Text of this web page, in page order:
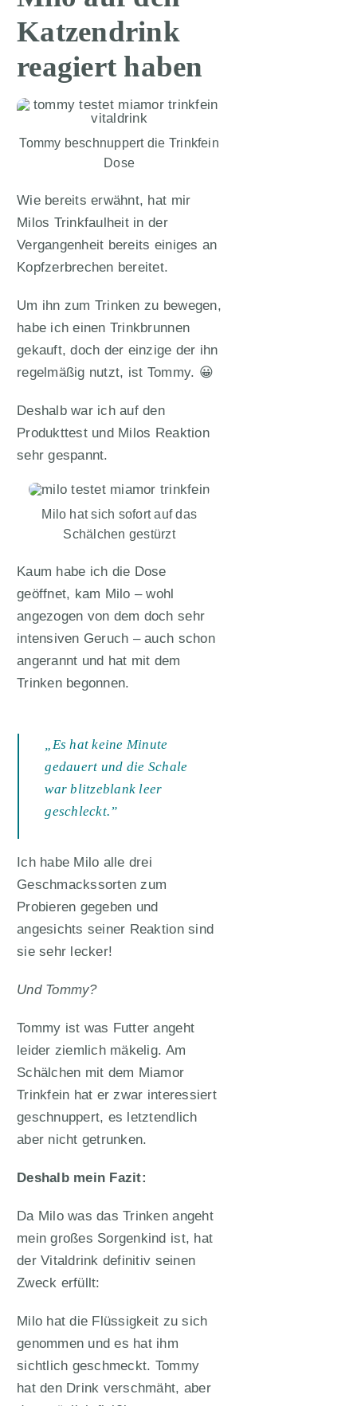
Katzendrink
reagiert haben
Tommy beschnuppert die Trinkfein
Dose
Wie bereits erwähnt, hat mir
Milos Trinkfaulheit in der
Vergangenheit bereits einiges an
Kopfzerbrechen bereitet.
Um ihn zum Trinken zu bewegen,
habe ich einen Trinkbrunnen
gekauft, doch der einzige der ihn
regelmäßig nutzt, ist Tommy. 😀
Deshalb war ich auf den
Produkttest und Milos Reaktion
sehr gespannt.
Milo hat sich sofort auf das
Schälchen gestürzt
Kaum habe ich die Dose
geöffnet, kam Milo – wohl
angezogen von dem doch sehr
intensiven Geruch – auch schon
angerannt und hat mit dem
Trinken begonnen.
„Es hat keine Minute
gedauert und die Schale
war blitzeblank leer
geschleckt.”
Ich habe Milo alle drei
Geschmackssorten zum
Probieren gegeben und
angesichts seiner Reaktion sind
sie sehr lecker!
Und Tommy?
Tommy ist was Futter angeht
leider ziemlich mäkelig. Am
Schälchen mit dem Miamor
Trinkfein hat er zwar interessiert
geschnuppert, es letztendlich
aber nicht getrunken.
Deshalb mein Fazit:
Da Milo was das Trinken angeht
mein großes Sorgenkind ist, hat
der Vitaldrink definitiv seinen
Zweck erfüllt:
Milo hat die Flüssigkeit zu sich
genommen und es hat ihm
sichtlich geschmeckt. Tommy
hat den Drink verschmäht, aber